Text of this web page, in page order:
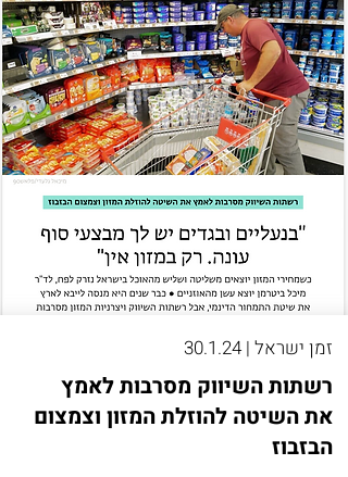
זמן ישראל | 30.1.24
רשתות השיווק מסרבות לאמץ
את השיטה להוזלת המזון וצמצום
הבזבוז